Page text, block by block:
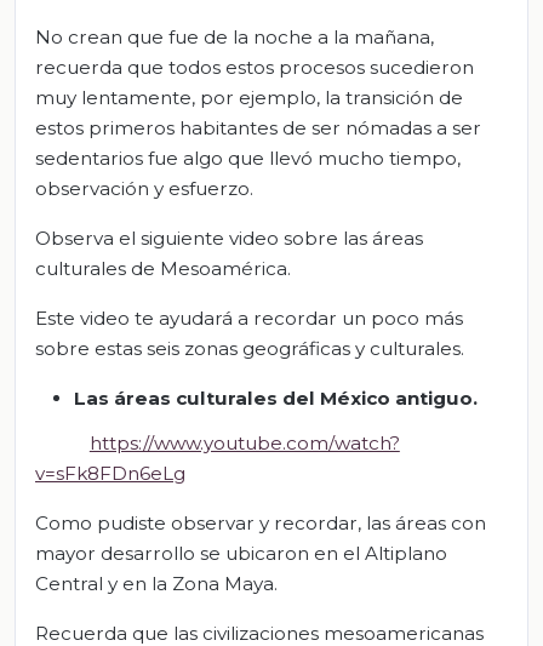
No crean que fue de la noche a la mañana,
recuerda que todos estos procesos sucedieron
muy lentamente, por ejemplo, la transición de
estos primeros habitantes de ser nómadas a ser
sedentarios fue algo que llevó mucho tiempo,
observación y esfuerzo.
Observa el siguiente video sobre las áreas
culturales de Mesoamérica.
Este video te ayudará a recordar un poco más
sobre estas seis zonas geográficas y culturales.
Las áreas culturales del México antiguo.
https://www.youtube.com/watch?
v=sFk8FDn6eLg
Como pudiste observar y recordar, las áreas con
mayor desarrollo se ubicaron en el Altiplano
Central y en la Zona Maya.
Recuerda que las civilizaciones mesoamericanas